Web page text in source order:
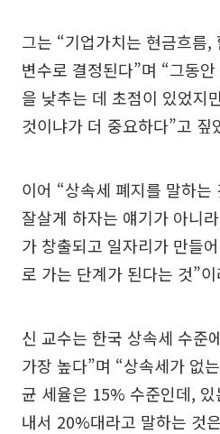
그는 “기업가치는 현금흐름,
변수로 결정된다”며 “그동
을 낮추는 데 초점이 있었지
것이냐가 더 중요하다”고 짚
이어 “상속세 폐지를 말하는
잘살게 하자는 얘기가 아니
가 창출되고 일자리가 만들
로 가는 단계가 된다는 것”
신 교수는 한국 상속세 수준
가장 높다”며 “상속세가 없
균 세율은 15% 수준인데,
내서 20%대라고 말하는 것